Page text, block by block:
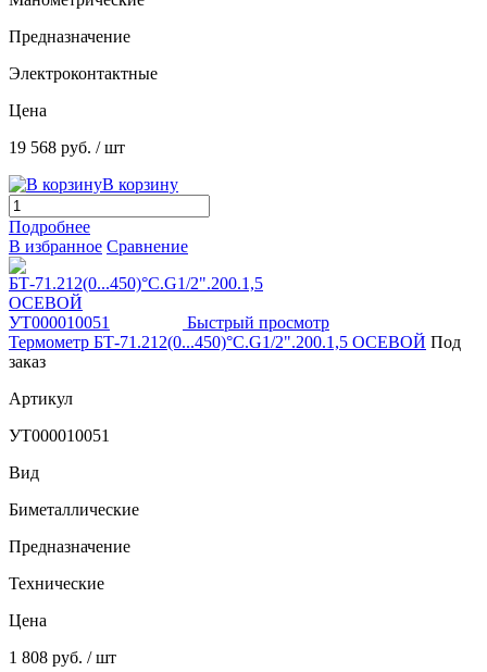
Предназначение
Электроконтактные
Цена
19 568 руб. / шт
В корзину
Подробнее
В избранное Сравнение
Быстрый просмотр
Термометр БТ-71.212(0...450)°С.G1/2".200.1,5 ОСЕВОЙ Под
заказ
Артикул
УТ000010051
Вид
Биметаллические
Предназначение
Технические
Цена
1 808 руб. / шт